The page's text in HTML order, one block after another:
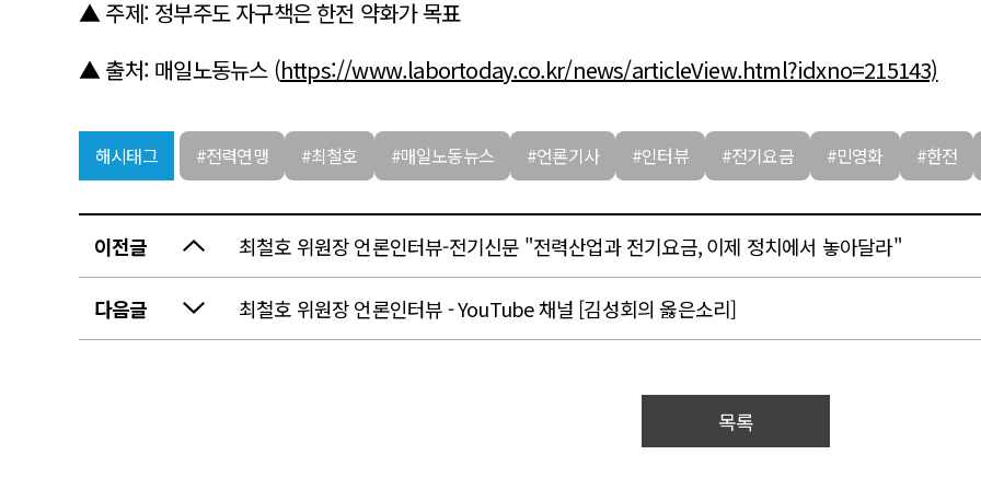
▲ 주제: 정부주도 자구책은 한전 약화가 목표
▲ 출처: 매일노동뉴스 (https://www.labortoday.co.kr/news/articleView.html?idxno=215143)
해시태그 #전력연맹 #최철호 #매일노동뉴스 #언론기사 #인터뷰 #전기요금 #민영화 #한전
이전글 최철호 위원장 언론인터뷰-전기신문 "전력산업과 전기요금, 이제 정치에서 놓아달라"
다음글 최철호 위원장 언론인터뷰 - YouTube 채널 [김성회의 옳은소리]
목록